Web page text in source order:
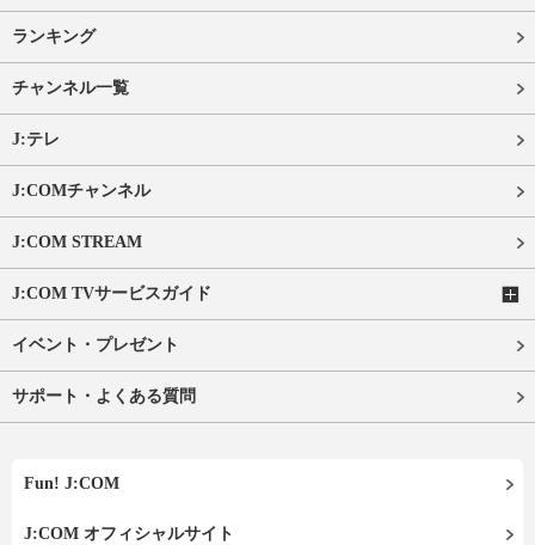
ランキング
チャンネル一覧
J:テレ
J:COMチャンネル
J:COM STREAM
J:COM TVサービスガイド
イベント・プレゼント
サポート・よくある質問
Fun! J:COM
J:COM オフィシャルサイト